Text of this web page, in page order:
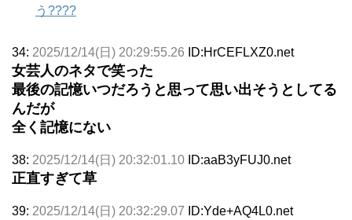
う????
34: 2025/12/14(日) 20:29:55.26 ID:HrCEFLXZ0.net
女芸人のネタで笑った
最後の記憶いつだろうと思って思い出そうとしてる
んだが
全く記憶にない
38: 2025/12/14(日) 20:32:01.10 ID:aaB3yFUJ0.net
正直すぎて草
39: 2025/12/14(日) 20:32:29.07 ID:Yde+AQ4L0.net